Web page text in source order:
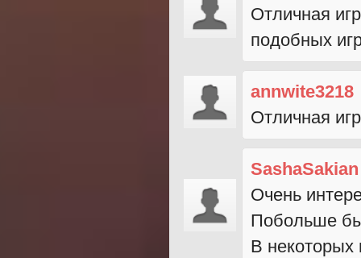
Отличная
подобных
annwite3218
Отличная
SashaSakian
Очень
Побольше
В некоторых